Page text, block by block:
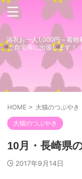
浴衣お一人1,000円～着物
ご自宅等に出張します！
HOME > 大猫のつぶやき
大猫のつぶやき
10月・長崎県
2017年9月14日